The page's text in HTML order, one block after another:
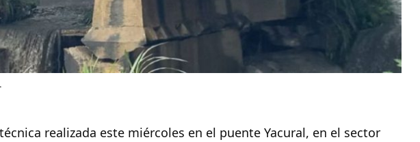
realizada este miércoles en el puente Yacural, en el sector